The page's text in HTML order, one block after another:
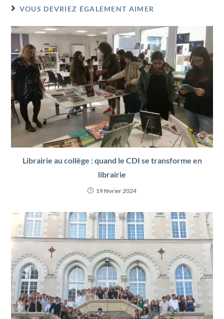
VOUS DEVRIEZ ÉGALEMENT AIMER
Librairie au collège : quand le CDI se transforme en
librairie
19 février 2024